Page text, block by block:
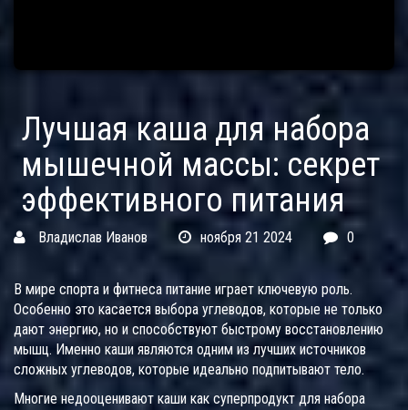
Лучшая каша для набора
мышечной массы: секрет
эффективного питания
Владислав Иванов ноября 21 2024 0
В мире спорта и фитнеса питание играет ключевую роль.
Особенно это касается выбора углеводов, которые не только
дают энергию, но и способствуют быстрому восстановлению
мышц. Именно каши являются одним из лучших источников
сложных углеводов, которые идеально подпитывают тело.
Многие недооценивают каши как суперпродукт для набора